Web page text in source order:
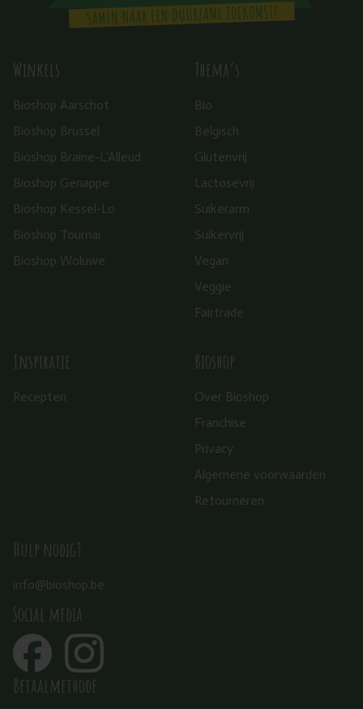
Winkels
Bioshop Aarschot
Bioshop Brussel
Bioshop Braine-L’Alleud
Bioshop Genappe
Bioshop Kessel-Lo
Bioshop Tournai
Bioshop Woluwe
Thema’s
Bio
Belgisch
Glutenvrij
Lactosevrij
Suikerarm
Suikervrij
Vegan
Veggie
Fairtrade
Inspiratie
Recepten
Bioshop
Over Bioshop
Franchise
Privacy
Algemene voorwaarden
Retourneren
Hulp nodig?
info@bioshop.be
Social media
Betaalmethode